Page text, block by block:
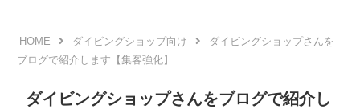
ダイビングショップ向け
ダイビングショップさんを
ブログで紹介します【集客強化】
ダイビングショップさんをブログで紹介し